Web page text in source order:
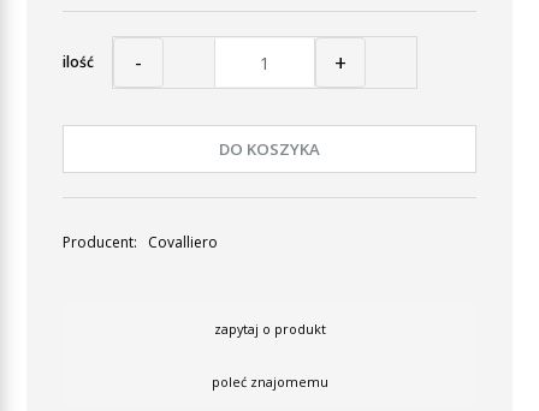
ilość - +
DO KOSZYKA
Producent: Covalliero
zapytaj o produkt
poleć znajomemu